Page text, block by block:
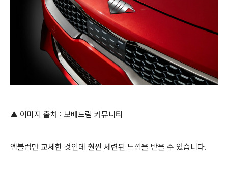
▲ 이미지 출처 : 보배드림 커뮤니티
엠블럼만 교체한 것인데 훨씬 세련된 느낌을 받을 수 있습니다.